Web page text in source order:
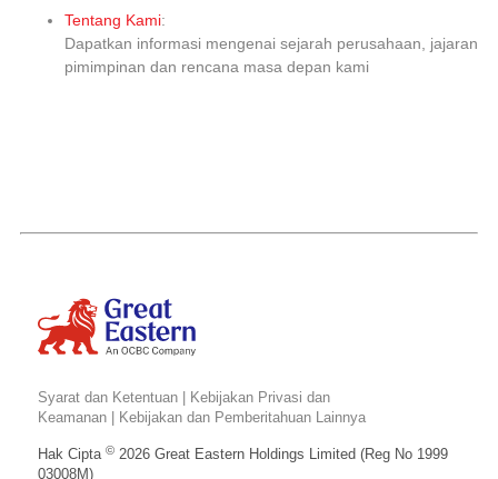
Tentang Kami:
Dapatkan informasi mengenai sejarah perusahaan, jajaran
pimimpinan dan rencana masa depan kami
Syarat dan Ketentuan
Kebijakan Privasi dan
Keamanan
Kebijakan dan Pemberitahuan Lainnya
Hak Cipta© 2026 Great Eastern Holdings Limited (Reg No 1999
03008M)